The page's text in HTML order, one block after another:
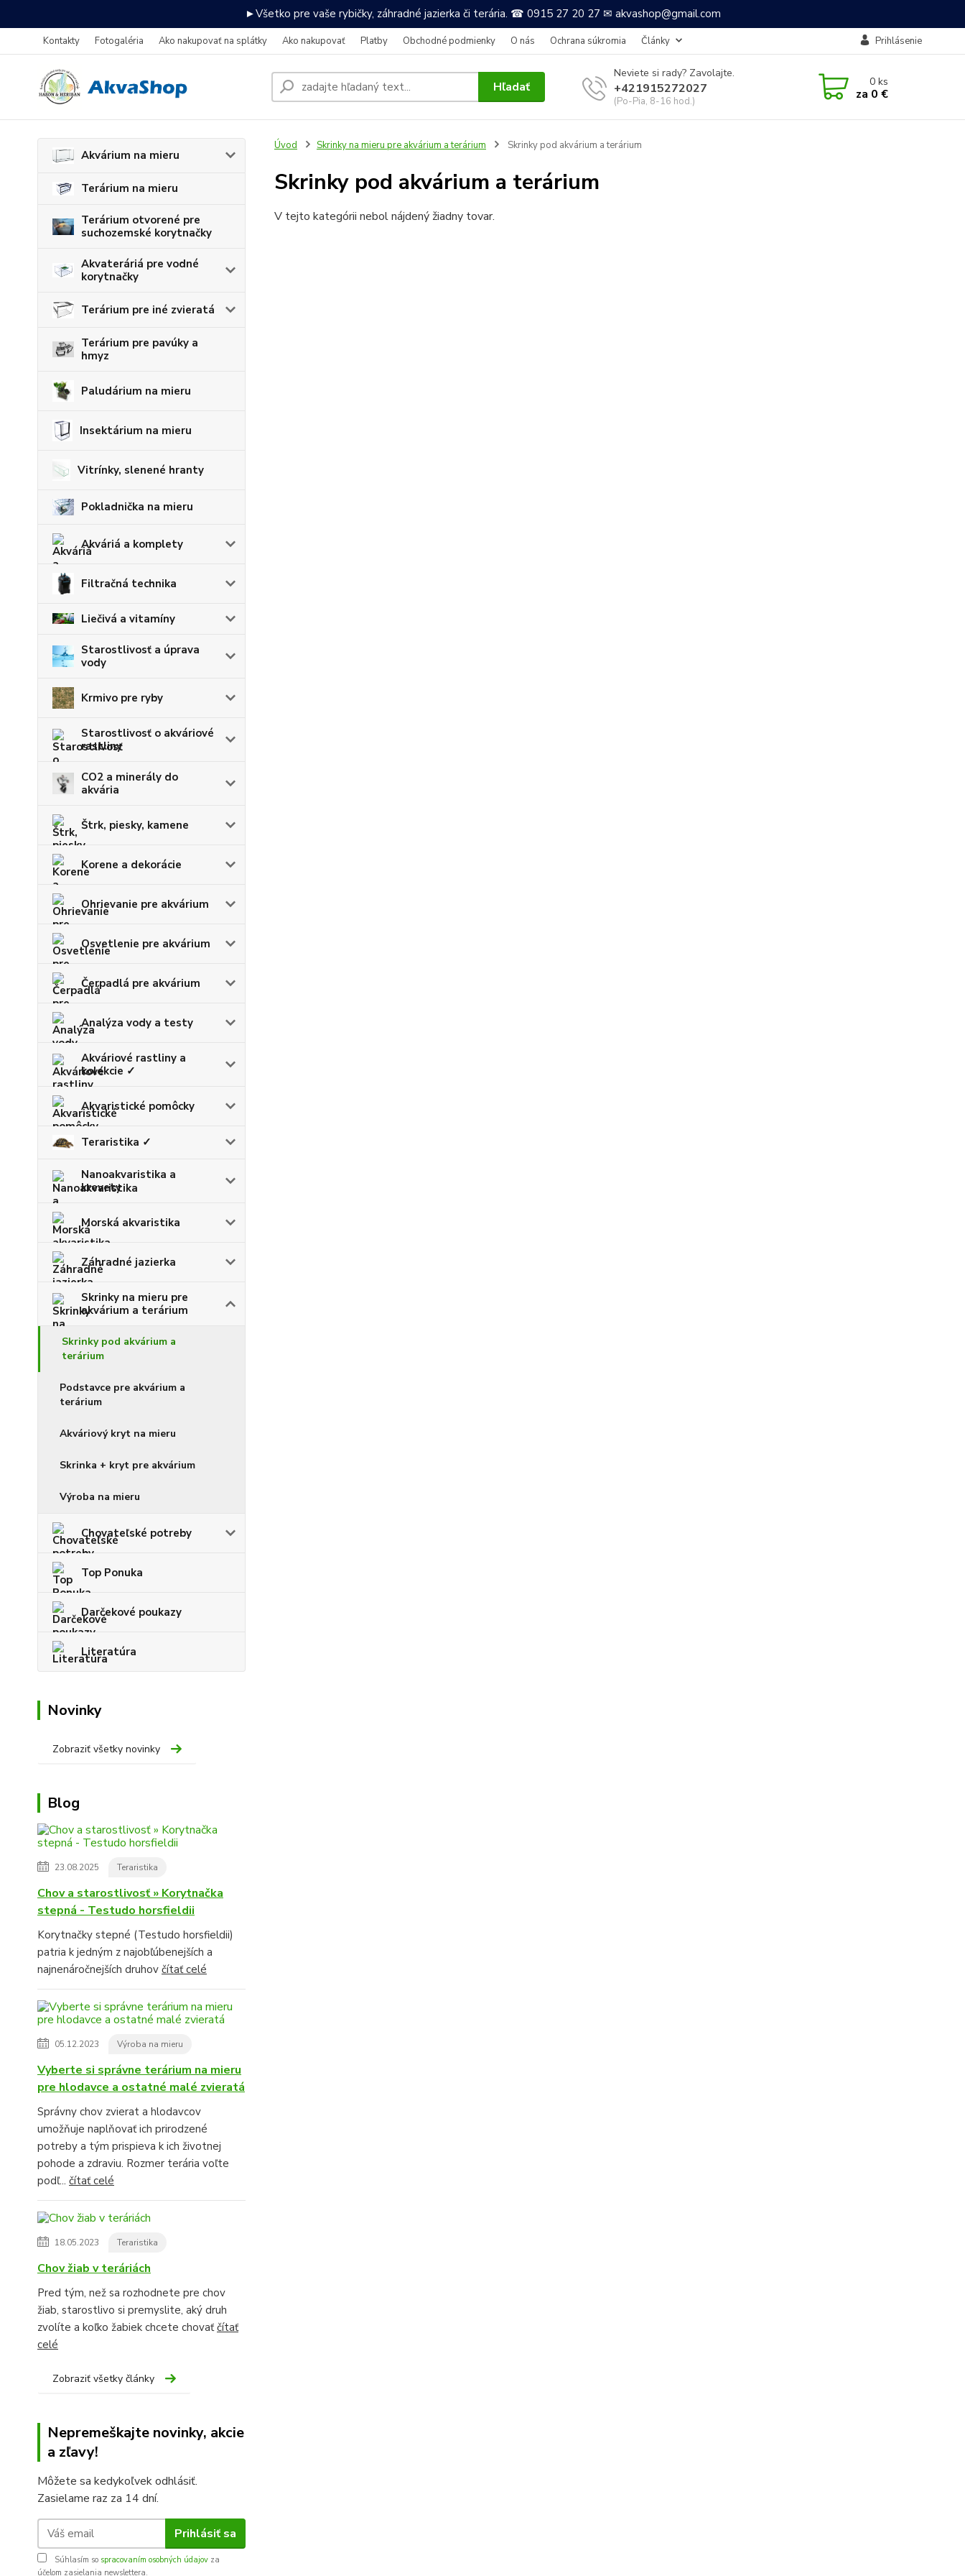
►Všetko pre vaše rybičky, záhradné jazierka či terária. ☎ 0915 27 20 27 ✉ akvashop@gmail.com
Kontakty Fotogaléria Ako nakupovať na splátky Ako nakupovať Platby Obchodné podmienky O nás Ochrana súkromia Články Prihlásenie
Hľadať
Neviete si rady? Zavolajte.
+421915272027
(Po-Pia, 8-16 hod.)
0ks
za 0 €
Akvárium na mieru
Terárium na mieru
Terárium otvorené pre
suchozemské korytnačky
Akvateráriá pre vodné
korytnačky
Terárium pre iné zvieratá
Terárium pre pavúky a
hmyz
Paludárium na mieru
Insektárium na mieru
Vitrínky, slenené hranty
Pokladnička na mieru
Akváriá a komplety
Filtračná technika
Liečivá a vitamíny
Starostlivosť a úprava
vody
Krmivo pre ryby
Starostlivosť o akváriové
rastliny
CO2 a minerály do
akvária
Štrk, piesky, kamene
Korene a dekorácie
Ohrievanie pre akvárium
Osvetlenie pre akvárium
Čerpadlá pre akvárium
Analýza vody a testy
Akváriové rastliny a
kolekcie ✓
Akvaristické pomôcky
Teraristika ✓
Nanoakvaristika a
krevety
Morská akvaristika
Záhradné jazierka
Skrinky na mieru pre
akvárium a terárium
Skrinky pod akvárium a
terárium
Podstavce pre akvárium a
terárium
Akváriový kryt na mieru
Skrinka + kryt pre akvárium
Výroba na mieru
Chovateľské potreby
Top Ponuka
Darčekové poukazy
Literatúra
Novinky
Zobraziť všetky novinky
Blog
23.08.2025 Teraristika
Chov a starostlivosť » Korytnačka
stepná - Testudo horsfieldii
Korytnačky stepné (Testudo horsfieldii)
patria k jedným z najobľúbenejších a
najnenáročnejších druhov čítať celé
05.12.2023 Výroba na mieru
Vyberte si správne terárium na mieru
pre hlodavce a ostatné malé zvieratá
Správny chov zvierat a hlodavcov
umožňuje naplňovať ich prirodzené
potreby a tým prispieva k ich životnej
pohode a zdraviu. Rozmer terária voľte
podľ... čítať celé
18.05.2023 Teraristika
Chov žiab v teráriách
Pred tým, než sa rozhodnete pre chov
žiab, starostlivo si premyslite, aký druh
zvolíte a koľko žabiek chcete chovaťčítať
celé
Zobraziť všetky články
Nepremeškajte novinky, akcie
a zľavy!
Môžete sa kedykoľvek odhlásiť.
Zasielame raz za 14 dní.
Prihlásiť sa
Súhlasím so spracovaním osobných údajov za
účelom zasielania newslettera.
Úvod Skrinky na mieru pre akvárium a terárium Skrinky pod akvárium a terárium
Skrinky pod akvárium a terárium
V tejto kategórii nebol nájdený žiadny tovar.